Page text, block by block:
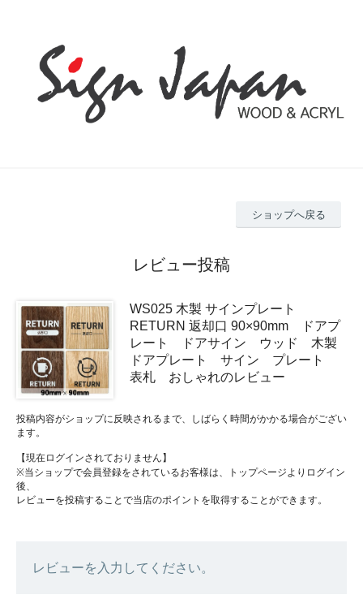
ショップへ戻る
レビュー投稿
WS025 木製 サインプレート
RETURN 返却口 90×90mm ドアプ
レート ドアサイン ウッド 木製
ドアプレート サイン プレート
表札 おしゃれのレビュー
投稿内容がショップに反映されるまで、しばらく時間がかかる場合がござい
ます。
【現在ログインされておりません】
※当ショップで会員登録をされているお客様は、トップページよりログイン
後、
レビューを投稿することで当店のポイントを取得することができます。
レビューを入力してください。